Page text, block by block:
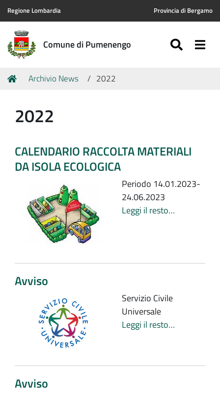
Regione Lombardia Provincia di Bergamo
Comune di Pumenengo
Tu
Home
Archivio News 2022
2022
CALENDARIO RACCOLTA MATERIALI
DA ISOLA ECOLOGICA
Periodo 14.01.2023-
24.06.2023
Leggi il resto…
Avviso
Servizio Civile
Universale
Leggi il resto…
Avviso